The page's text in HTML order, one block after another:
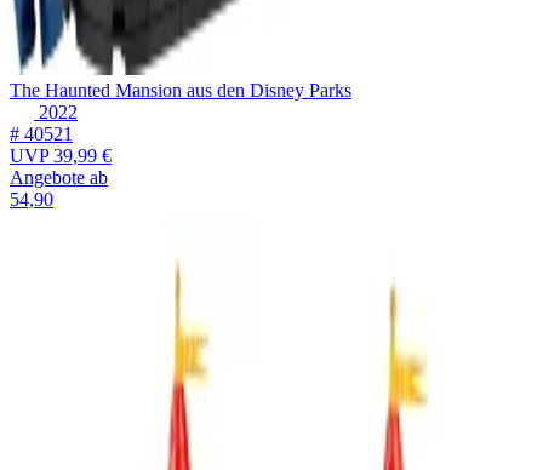
The Haunted Mansion aus den Disney Parks
2022
# 40521
UVP39,99 €
Angebote ab
54,90